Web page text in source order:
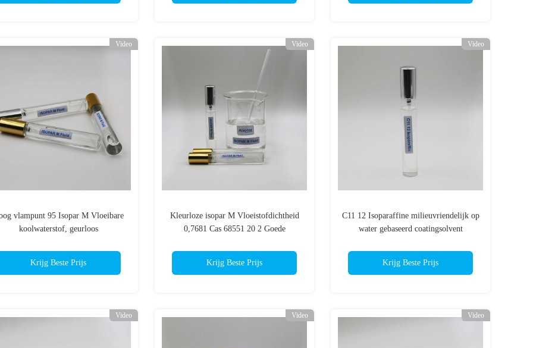
Video
vlampunt 95 Isopar M Vloeibare
koolwaterstof, geurloos
Krijg Beste Prijs
Video
Kleurloze isopar M Vloeistofdichtheid
0,7681 Cas 68551 20 2 Goede
Krijg Beste Prijs
Video
C11 12 Isoparaffine milieuvriendelijk op
water gebaseerd coatingsolvent
Krijg Beste Prijs
Video Video Video